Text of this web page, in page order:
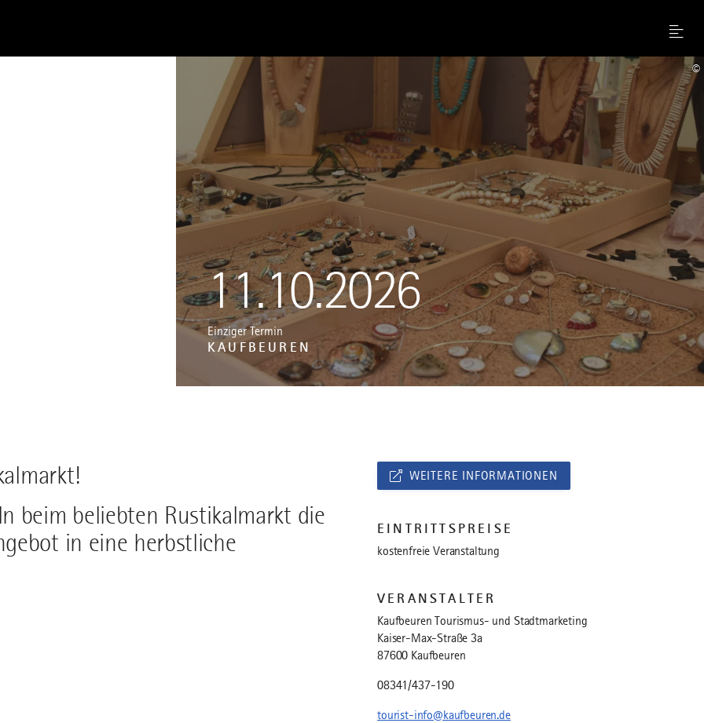
Menu
11.10.2026
Einziger Termin
KAUFBEUREN
©
beim beliebten Rustikalmarkt die
in eine herbstliche
WEITERE INFORMATIONEN
EINTRITTSPREISE
kostenfreie Veranstaltung
VERANSTALTER
Kaufbeuren Tourismus- und Stadtmarketing
Kaiser-Max-Straße 3a
87600 Kaufbeuren
08341/437-190
tourist-info@kaufbeuren.de